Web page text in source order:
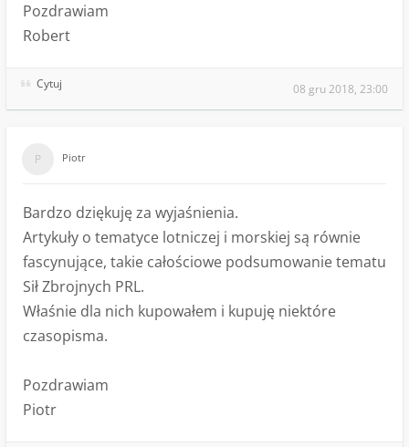
Pozdrawiam
Robert
Cytuj 08 gru 2018, 23:00
Piotr
Bardzo dziękuję za wyjaśnienia.
Artykuły o tematyce lotniczej i morskiej są równie
fascynujące, takie całościowe podsumowanie tematu
Sił Zbrojnych PRL.
Właśnie dla nich kupowałem i kupuję niektóre
czasopisma.
Pozdrawiam
Piotr